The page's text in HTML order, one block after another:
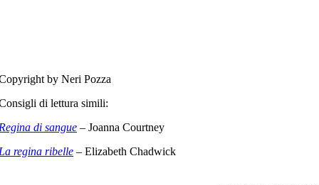
by Neri Pozza
di lettura simili:
di sangue – Joanna Courtney
regina ribelle – Elizabeth Chadwick